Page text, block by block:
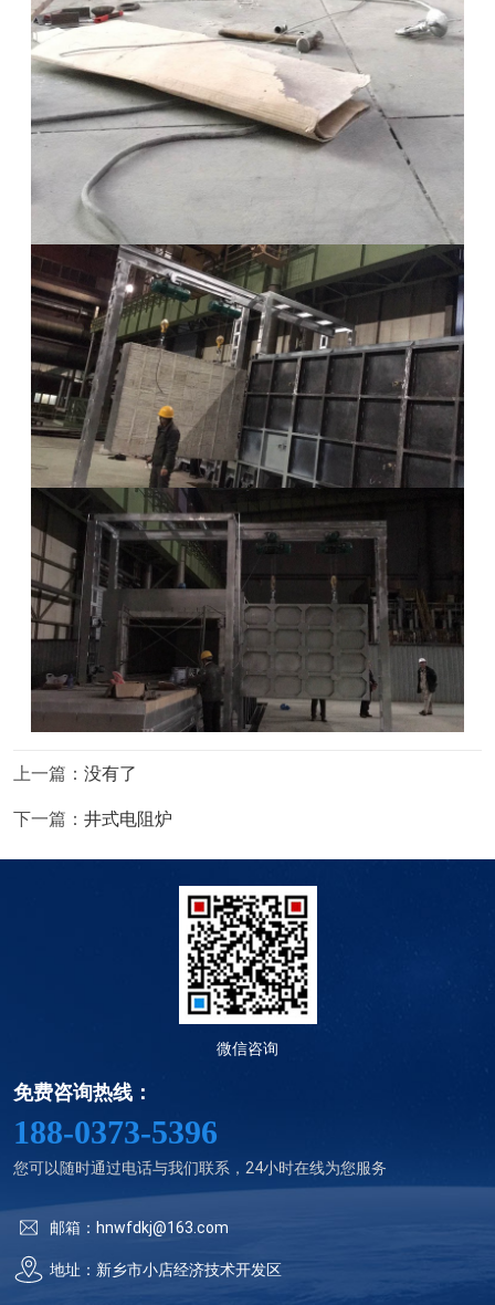
上一篇： 没有了
下一篇： 井式电阻炉
微信咨询
免费咨询热线：
188-0373-5396
您可以随时通过电话与我们联系，24小时在线为您服务
邮箱：hnwfdkj@163.com
地址：新乡市小店经济技术开发区